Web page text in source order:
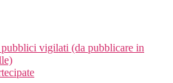
vigilati (da pubblicare in